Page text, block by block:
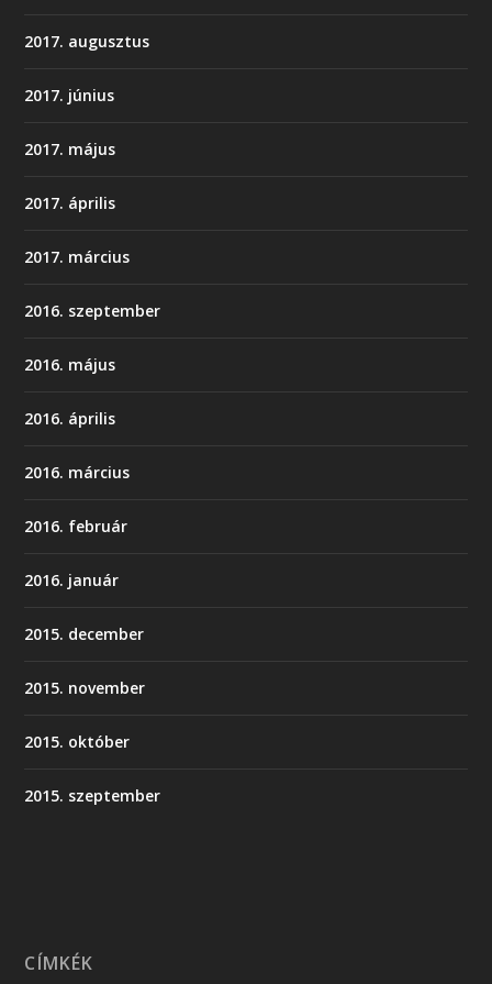
2017. augusztus
2017. június
2017. május
2017. április
2017. március
2016. szeptember
2016. május
2016. április
2016. március
2016. február
2016. január
2015. december
2015. november
2015. október
2015. szeptember
CÍMKÉK